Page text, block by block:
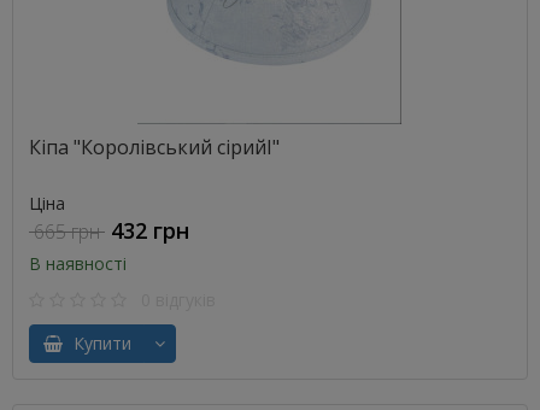
Кіпа "Королівський сірийІ"
Ціна
665 грн 432 грн
В наявності
Купити